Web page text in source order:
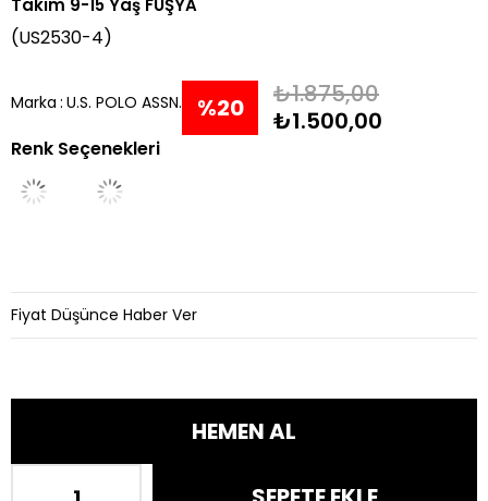
Takım 9-15 Yaş FUŞYA
(US2530-4)
Marka : U.S. POLO ASSN. %20
₺1.875,00
₺1.500,00
Renk Seçenekleri
Fiyat Düşünce Haber Ver